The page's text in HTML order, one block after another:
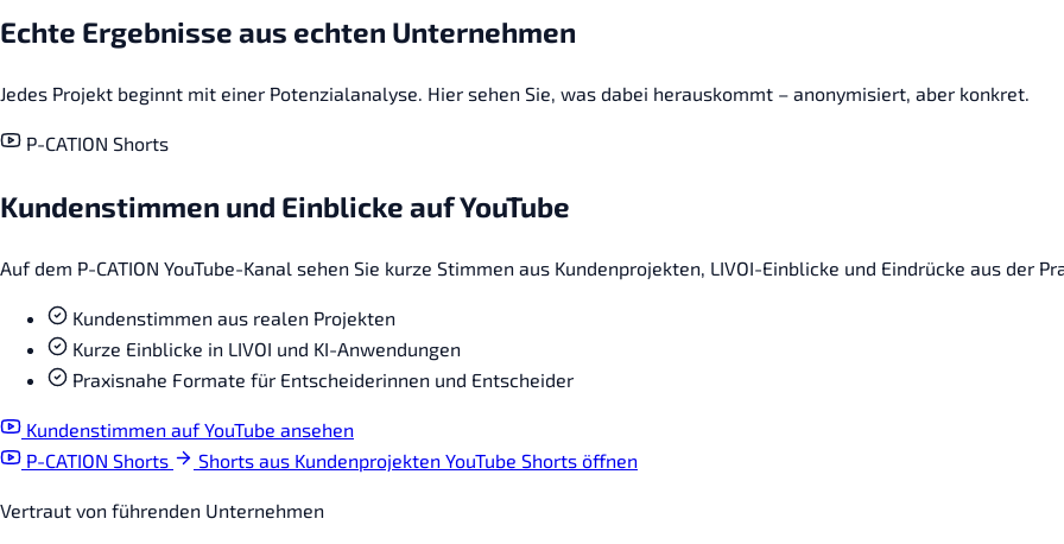
Echte Ergebnisse aus echten Unternehmen
Jedes Projekt beginnt mit einer Potenzialanalyse. Hier sehen Sie, was dabei herauskommt – anonymisiert, aber konkret.
P-CATION Shorts
Kundenstimmen und Einblicke auf YouTube
Auf dem P-CATION YouTube-Kanal sehen Sie kurze Stimmen aus Kundenprojekten, LIVOI-Einblicke und Eindrücke aus der
Kundenstimmen aus realen Projekten
Kurze Einblicke in LIVOI und KI-Anwendungen
Praxisnahe Formate für Entscheiderinnen und Entscheider
Kundenstimmen auf YouTube ansehen
P-CATION Shorts
Shorts aus Kundenprojekten YouTube Shorts öffnen
Vertraut von führenden Unternehmen